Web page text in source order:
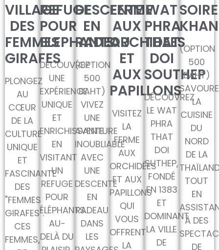
VILLAGE
DES
FEMMES
GIRAFES
PLONGEZ
AU
CŒUR
DE LA
CULTURE
UNIQUE
ET
FASCINANTE
DES
"FEMMES
GIRAFES".
CES
FEMMES,
REFUGE
POUR
ELEPHANTS
DÉCOUVREZ
UNE
EXPÉRIENCE
UNIQUE
ET
ENRICHISSANTE
EN
VISITANT
UN
REFUGE
POUR
ÉLÉPHANTS.
AU-
DELÀ DU
DESCENTE
EN
RADEAU
(OPTION
500
BAHT)
VIVEZ
UNE
AVENTURE
INOUBLIABLE
AVEC
UNE
DESCENTE
EN
RADEAU
DANS
LES
FERME
AUX
ORCHIDEES
ET
AUX
PAPILLONS
VISITEZ
LA
FERME
AUX
ORCHIDÉES
ET AUX
PAPILLONS
QUI
VOUS
OFFRENT
LA
WAT
PHRA
THAT
DOI
SOUTHEP
DÉCOUVREZ
LE WAT
PHRA
THAT
DOI
SUTHEP,
FONDÉ
EN 1383
ET
DOMINANT
LA VILLE
DE
(OPTION
500
BAHT)
LA
CUISINE
DU
NORD
DE LA
TOUT
EN
À DES
DE